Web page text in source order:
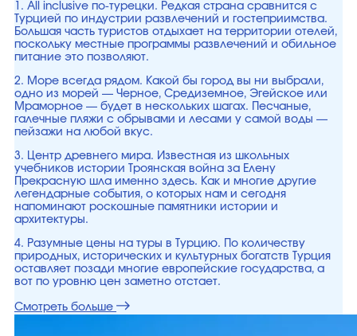
1. All inclusive по-турецки. Редкая страна сравнится с
Турцией по индустрии развлечений и гостеприимства.
Большая часть туристов отдыхает на территории отелей,
поскольку местные программы развлечений и обильное
питание это позволяют.
2. Море всегда рядом. Какой бы город вы ни выбрали,
одно из морей — Черное, Средиземное, Эгейское или
Мраморное — будет в нескольких шагах. Песчаные,
галечные пляжи с обрывами и лесами у самой воды —
пейзажи на любой вкус.
3. Центр древнего мира. Известная из школьных
учебников истории Троянская война за Елену
Прекрасную шла именно здесь. Как и многие другие
легендарные события, о которых нам и сегодня
напоминают роскошные памятники истории и
архитектуры.
4. Разумные цены на туры в Турцию. По количеству
природных, исторических и культурных богатств Турция
оставляет позади многие европейские государства, а
вот по уровню цен заметно отстает.
Смотреть больше